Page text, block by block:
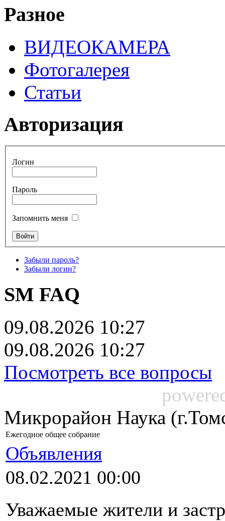
Разное
ВИДЕОКАМЕРА
Фотогалерея
Статьи
Авторизация
Логин
Пароль
Запомнить меня
Забыли пароль?
Забыли логин?
SM FAQ
09.08.2026 10:27
09.08.2026 10:27
Посмотреть все вопросы
Микрорайон Наука
Ежегодное общее собрание
Объявления
08.02.2021 00:00
Уважаемые жители и